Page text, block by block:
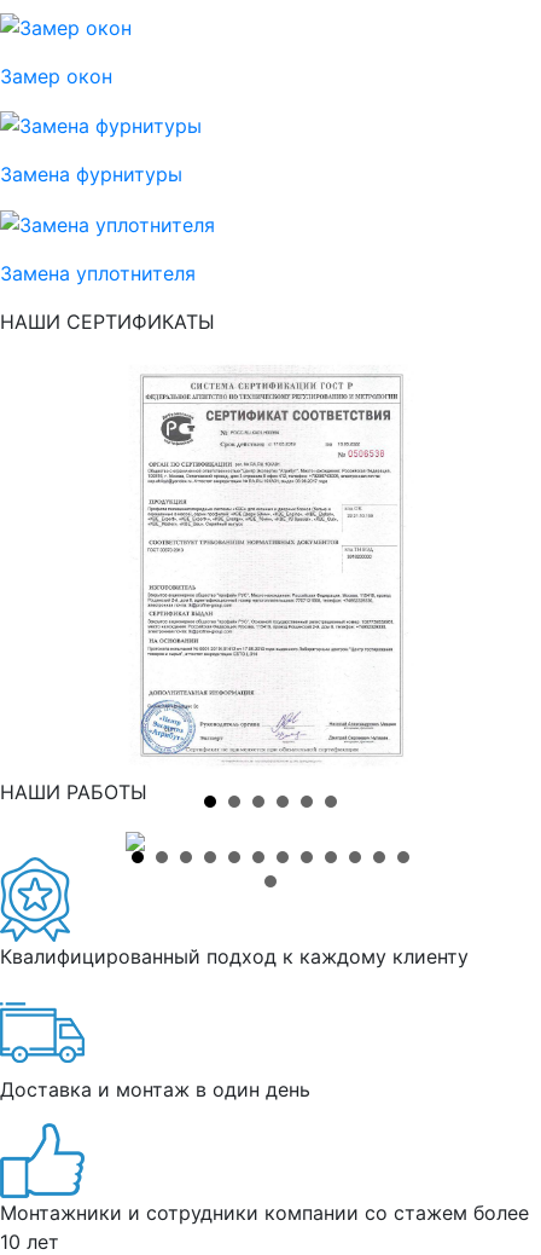
Замер окон
Замена фурнитуры
Замена уплотнителя
НАШИ СЕРТИФИКАТЫ
НАШИ РАБОТЫ
Квалифицированный подход к каждому клиенту
Доставка и монтаж в один день
Монтажники и сотрудники компании со стажем более
10 лет